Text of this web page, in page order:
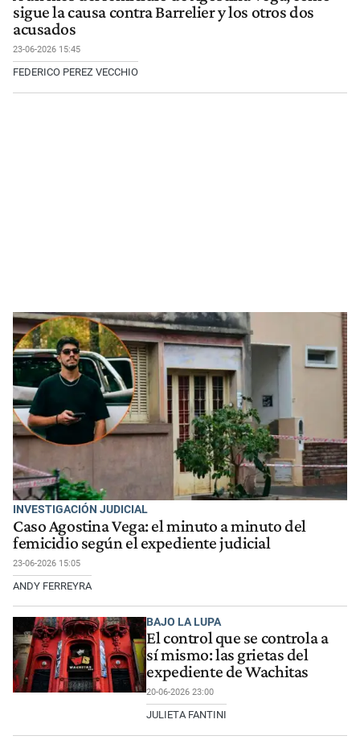
sigue la causa contra Barrelier y los otros dos
acusados
23-06-2026 15:45
FEDERICO PEREZ VECCHIO
INVESTIGACIÓN JUDICIAL
Caso Agostina Vega: el minuto a minuto del
femicidio según el expediente judicial
23-06-2026 15:05
ANDY FERREYRA
BAJO LA LUPA
El control que se controla a
sí mismo: las grietas del
expediente de Wachitas
20-06-2026 23:00
JULIETA FANTINI